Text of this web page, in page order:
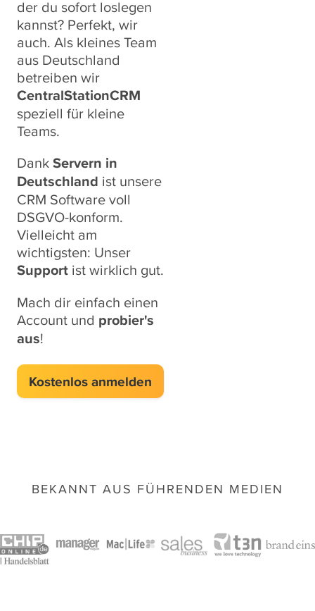
der du sofort loslegen
kannst? Perfekt, wir
auch. Als kleines Team
aus Deutschland
betreiben wir
CentralStationCRM
speziell für kleine
Teams.
DankServern in
Deutschland ist unsere
CRM Software voll
DSGVO-konform.
Vielleicht am
wichtigsten: Unser
Support ist wirklich gut.
Mach dir einfach einen
Account und probier's
aus!
Kostenlos anmelden
BEKANNT AUS FÜHRENDEN MEDIEN